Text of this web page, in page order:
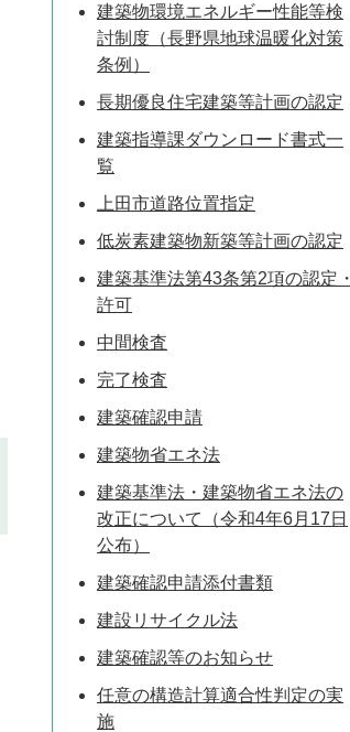
建築物環境エネルギー性能等検
討制度（長野県地球温暖化対策
条例）
長期優良住宅建築等計画の認定
建築指導課ダウンロード書式一
覧
上田市道路位置指定
低炭素建築物新築等計画の認定
建築基準法第43条第2項の認定・
許可
中間検査
完了検査
建築確認申請
建築物省エネ法
建築基準法・建築物省エネ法の
改正について（令和4年6月17日
公布）
建築確認申請添付書類
建設リサイクル法
建築確認等のお知らせ
任意の構造計算適合性判定の実
施